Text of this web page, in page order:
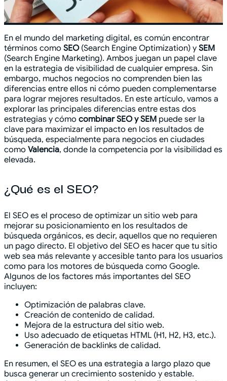
En el mundo del marketing digital, es común encontrar
términos como SEO(Search Engine Optimization) y SEM
(Search Engine Marketing). Ambos juegan un papel clave
en la estrategia de visibilidad de cualquier empresa. Sin
embargo, muchos negocios no comprenden bien las
diferencias entre ellos ni cómo pueden complementarse
para lograr mejores resultados. En este artículo, vamos a
explorar las principales diferencias entre estas dos
estrategias y cómo combinar SEO y SEM puede ser la
clave para maximizar el impacto en los resultados de
búsqueda, especialmente para negocios en ciudades
como Valencia, donde la competencia por la visibilidad es
elevada.
¿Qué es el SEO?
El SEO es el proceso de optimizar un sitio web para
mejorar su posicionamiento en los resultados de
búsqueda orgánicos, es decir, aquellos que no requieren
un pago directo. El objetivo del SEO es hacer que tu sitio
web sea más relevante y accesible tanto para los usuarios
como para los motores de búsqueda como Google.
Algunos de los factores más importantes del SEO
incluyen:
Optimización de palabras clave.
Creación de contenido de calidad.
Mejora de la estructura del sitio web.
Uso adecuado de etiquetas HTML (H1, H2, H3, etc.).
Generación de backlinks de calidad.
En resumen, el SEO es una estrategia a largo plazo que
busca generar un crecimiento sostenido y estable.